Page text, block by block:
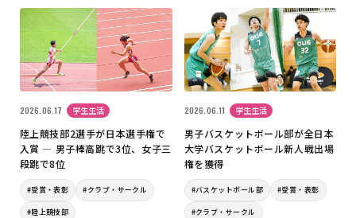
2026.06.17 学生生活
陸上競技部2選手が日本選手権で
入賞 ― 男子棒高跳で3位、女子三
段跳で8位
#受賞・表彰 #クラブ・サークル
#陸上競技部
2026.06.11 学生生活
男子バスケットボール部が全日本
大学バスケットボール新人戦出場
権を獲得
#バスケットボール部 #受賞・表彰
#クラブ・サークル